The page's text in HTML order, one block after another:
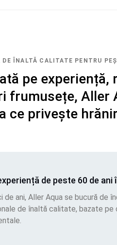
DE ÎNALTĂ CALITATE PENTRU
pe
frumusețe, Aller
ce privește
de peste 60 de
de ani, Aller Aqua se bucură de
de înaltă calitate, bazate pe